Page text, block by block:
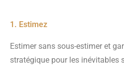
1. Estimez
Estimer sans sous-estimer et
stratégique pour les inévitables